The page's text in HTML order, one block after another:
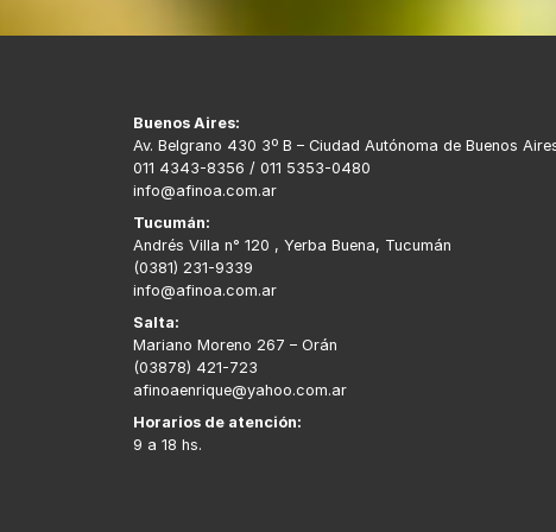
Buenos Aires:
Av. Belgrano 430 3º B – Ciudad Autónoma de Buenos
011 4343-8356 / 011 5353-0480
info@afinoa.com.ar
Tucumán:
Andrés Villa n° 120 , Yerba Buena, Tucumán
(0381) 231-9339
info@afinoa.com.ar
Salta:
Mariano Moreno 267 – Orán
(03878) 421-723
afinoaenrique@yahoo.com.ar
Horarios de atención:
9 a 18 hs.